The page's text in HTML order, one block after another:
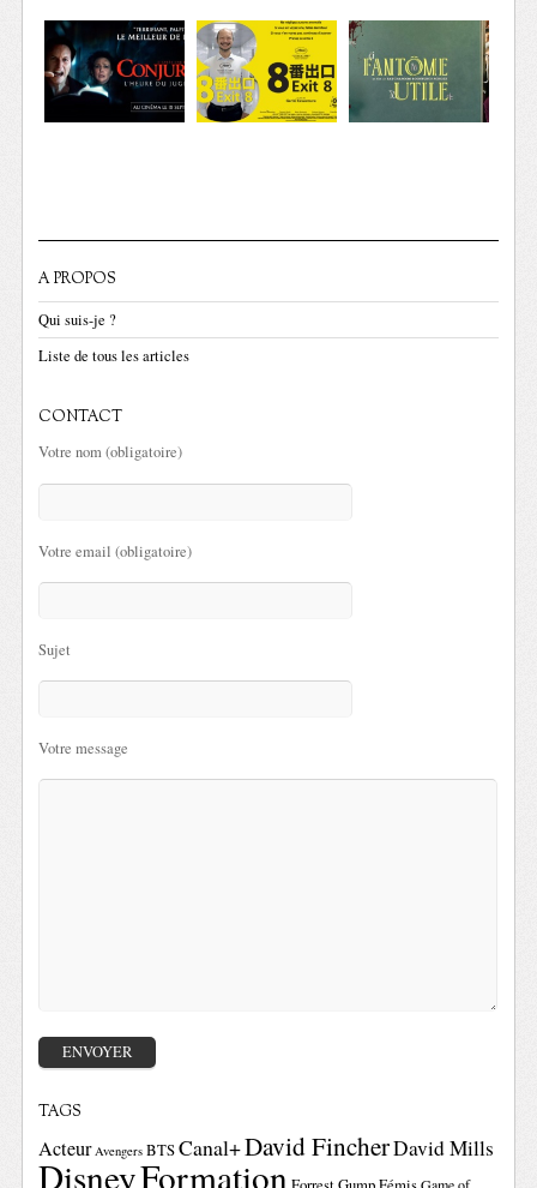
A PROPOS
Qui suis-je ?
Liste de tous les articles
CONTACT
Votre nom (obligatoire)
Votre email (obligatoire)
Sujet
Votre message
TAGS
Acteur Avengers BTSCanal+David FincherDavid Mills
DisneyFormation